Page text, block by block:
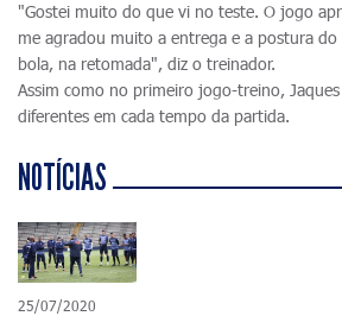
"Gostei muito do que vi no teste. O jogo
me agradou muito a entrega e a postura
bola, na retomada", diz o treinador.
Assim como no primeiro jogo-treino,
diferentes em cada tempo da partida.
NOTÍCIAS
25/07/2020